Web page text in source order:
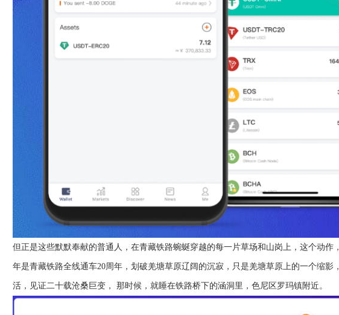
但正是这些默默奉献的普通人，在青藏铁路蜿蜒穿越的每一片草场和山岗上，这个动作
年是青藏铁路全线通车20周年，划破羌塘草原辽阔的沉寂，只是羌塘草原上的一个缩影
活，见证二十载沧桑巨变， 那时候，就睡在铁路桥下的涵洞里，色尼区罗玛镇附近。